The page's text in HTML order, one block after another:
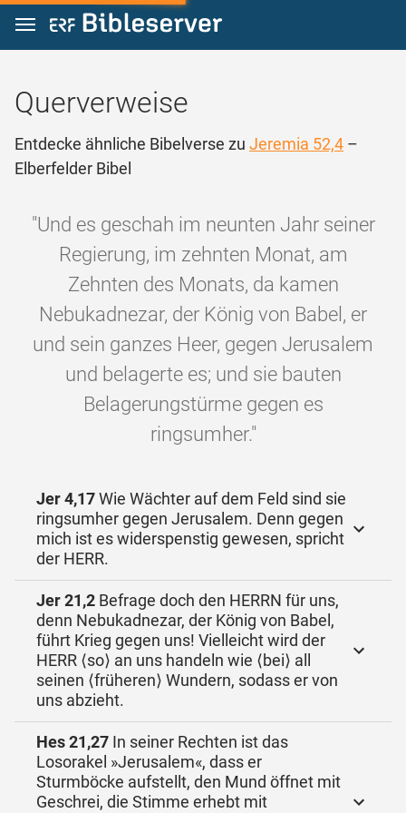
Zum Inhalt springen
Querverweise
Entdecke ähnliche Bibelverse zu Jeremia 52,4 –
Elberfelder Bibel
"Und es geschah im neunten Jahr seiner
Regierung, im zehnten Monat, am
Zehnten des Monats, da kamen
Nebukadnezar, der König von Babel, er
und sein ganzes Heer, gegen Jerusalem
und belagerte es; und sie bauten
Belagerungstürme gegen es
ringsumher."
Jer 4,17Wie Wächter auf dem Feld sind sie
ringsumher gegen Jerusalem. Denn gegen
mich ist es widerspenstig gewesen, spricht
der HERR.
Jer 21,2 Befrage doch den HERRN für uns,
denn Nebukadnezar, der König von Babel,
führt Krieg gegen uns! Vielleicht wird der
HERR ⟨so⟩ an uns handeln wie ⟨bei⟩ all
seinen ⟨früheren⟩ Wundern, sodass er von
uns abzieht.
Hes 21,27 In seiner Rechten ist das
Losorakel »Jerusalem«, dass er
Sturmböcke aufstellt, den Mund öffnet mit
Geschrei, die Stimme erhebt mit